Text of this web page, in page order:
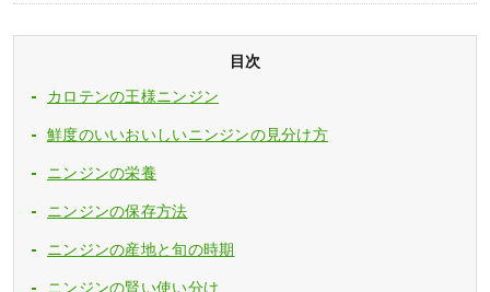
目次
カロテンの王様ニンジン
鮮度のいいおいしいニンジンの見分け方
ニンジンの栄養
ニンジンの保存方法
ニンジンの産地と旬の時期
ニンジンの賢い使い分け